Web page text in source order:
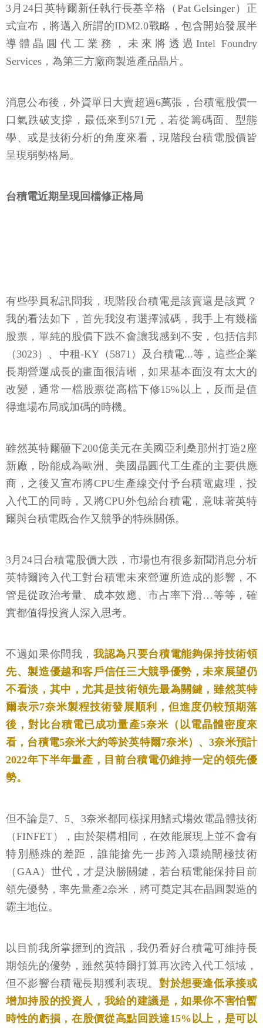
3月24日英特爾新任執行長基辛格（Pat Gelsinger）正
式宣布，將邁入所謂的IDM2.0戰略，包含開始發展半
導體晶圓代工業務，未來將透過Intel Foundry
Services，為第三方廠商製造產品晶片。
消息公布後，外資單日大賣超過6萬張，台積電股價一
口氣跌破支撐，最低來到571元，若從籌碼面、型態
學、或是技術分析的角度來看，現階段台積電股價皆
呈現弱勢格局。
台積電近期呈現回檔修正格局
有些學員私訊問我，現階段台積電是該賣還是該買？
我的看法如下，首先我沒有選擇減碼，我手上有幾檔
股票，單純的股價下跌不會讓我感到不安，包括信邦
（3023）、中租-KY（5871）及台積電...等，這些企業
長期營運成長的畫面很清晰，如果基本面沒有太大的
改變，通常一檔股票從高檔下修15%以上，反而是值
得進場布局或加碼的時機。
雖然英特爾砸下200億美元在美國亞利桑那州打造2座
新廠，盼能成為歐洲、美國晶圓代工生產的主要供應
商，之後又宣布將CPU生產線交付予台積電處理，投
入代工的同時，又將CPU外包給台積電，意味著英特
爾與台積電既合作又競爭的特殊關係。
3月24日台積電股價大跌，市場也有很多新聞消息分析
英特爾跨入代工對台積電未來營運所造成的影響，不
管是從政治考量、成本效應、市占率下滑…等等，確
實都值得投資人深入思考。
不過如果你問我，我認為只要台積電能夠保持技術領
先、製造優越和客戶信任三大競爭優勢，未來展望仍
不看淡，其中，尤其是技術領先最為關鍵，雖然英特
爾表示7奈米製程技術發展順利，但進度仍較預期落
後，對比台積電已成功量產5奈米（以電晶體密度來
看，台積電5奈米大約等於英特爾7奈米）、3奈米預計
2022年下半年量產，目前台積電仍維持一定的領先優
勢。
但不論是7、5、3奈米都同樣採用鰭式場效電晶體技術
（FINFET），由於架構相同，在效能展現上並不會有
特別懸殊的差距，誰能搶先一步跨入環繞閘極技術
（GAA）世代，才是決勝關鍵，若台積電能保持目前
領先優勢，率先量產2奈米，將可奠定其在晶圓製造的
霸主地位。
以目前我所掌握到的資訊，我仍看好台積電可維持長
期領先的優勢，雖然英特爾打算再次跨入代工領域，
但不影響台積電長期獲利表現。 對於想要逢低承接或
增加持股的投資人，我給的建議是，如果你不害怕暫
時性的虧損，在股價從高點回跌達15%以上，是可以